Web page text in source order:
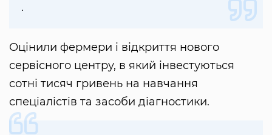
.
Оцінили фермери і відкриття нового
сервісного центру, в який інвестуються
сотні тисяч гривень на навчання
спеціалістів та засоби діагностики.